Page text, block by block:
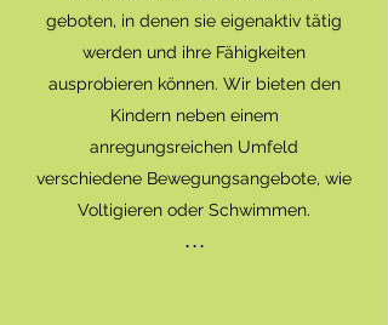
geboten, in denen sie eigenaktiv tätig
werden und ihre Fähigkeiten
ausprobieren können. Wir bieten den
Kindern neben einem
anregungsreichen Umfeld
verschiedene Bewegungsangebote, wie
Voltigieren oder Schwimmen.
. . .